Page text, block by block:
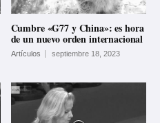
Cumbre «G77 y China»: es hora
de un nuevo orden internacional
Artículos septiembre 18, 2023